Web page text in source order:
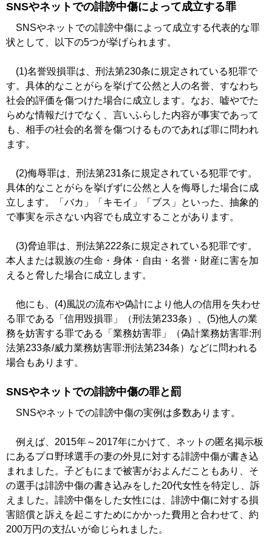
SNSやネットでの誹謗中傷によって成立する罪
SNSやネットでの誹謗中傷によって成立する代表的な罪
状として、以下の5つが挙げられます。
(1)名誉毀損罪は、刑法第230条に規定されている犯罪で
す。具体的なことがらを挙げて公然と人の名誉、すなわち
社会的評価を傷つけた場合に成立します。なお、嘘やでた
らめな情報だけでなく、言いふらした内容が事実であって
も、相手の社会的名誉を傷つけるものであれば罪に問われ
ます。
(2)侮辱罪は、刑法第231条に規定されている犯罪です。
具体的なことがらを挙げずに公然と人を侮辱した場合に成
立します。「バカ」「キモイ」「ブス」といった、抽象的
で事実を示さない内容でも成立することがあります。
(3)脅迫罪は、刑法第222条に規定されている犯罪です。
本人または親族の生命・身体・自由・名誉・財産に害を加
えると脅した場合に成立します。
他にも、(4)風説の流布や偽計により他人の信用を失わせ
る罪である「信用毀損罪」（刑法第233条）、(5)他人の業
務を妨害する罪である「業務妨害罪」（偽計業務妨害罪:刑
法第233条/威力業務妨害罪:刑法第234条）などに問われる
場合もあります。
SNSやネットでの誹謗中傷の罪と罰
SNSやネットでの誹謗中傷の実例は多数あります。
例えば、2015年～2017年にかけて、ネットの匿名掲示板
にあるプロ野球選手の妻の外見に対する誹謗中傷が書き込
まれました。子どもにまで被害がおよんだこともあり、そ
の選手は誹謗中傷の書き込みをした20代女性を特定し、訴
えました。誹謗中傷をした女性には、誹謗中傷に対する損
害賠償と訴えを起こすためにかかった費用と合わせて、約
200万円の支払いが命じられました。